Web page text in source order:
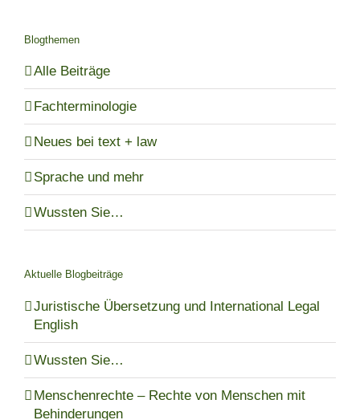
Blogthemen
Alle Beiträge
Fachterminologie
Neues bei text + law
Sprache und mehr
Wussten Sie…
Aktuelle Blogbeiträge
Juristische Übersetzung und International Legal
English
Wussten Sie…
Menschenrechte – Rechte von Menschen mit
Behinderungen